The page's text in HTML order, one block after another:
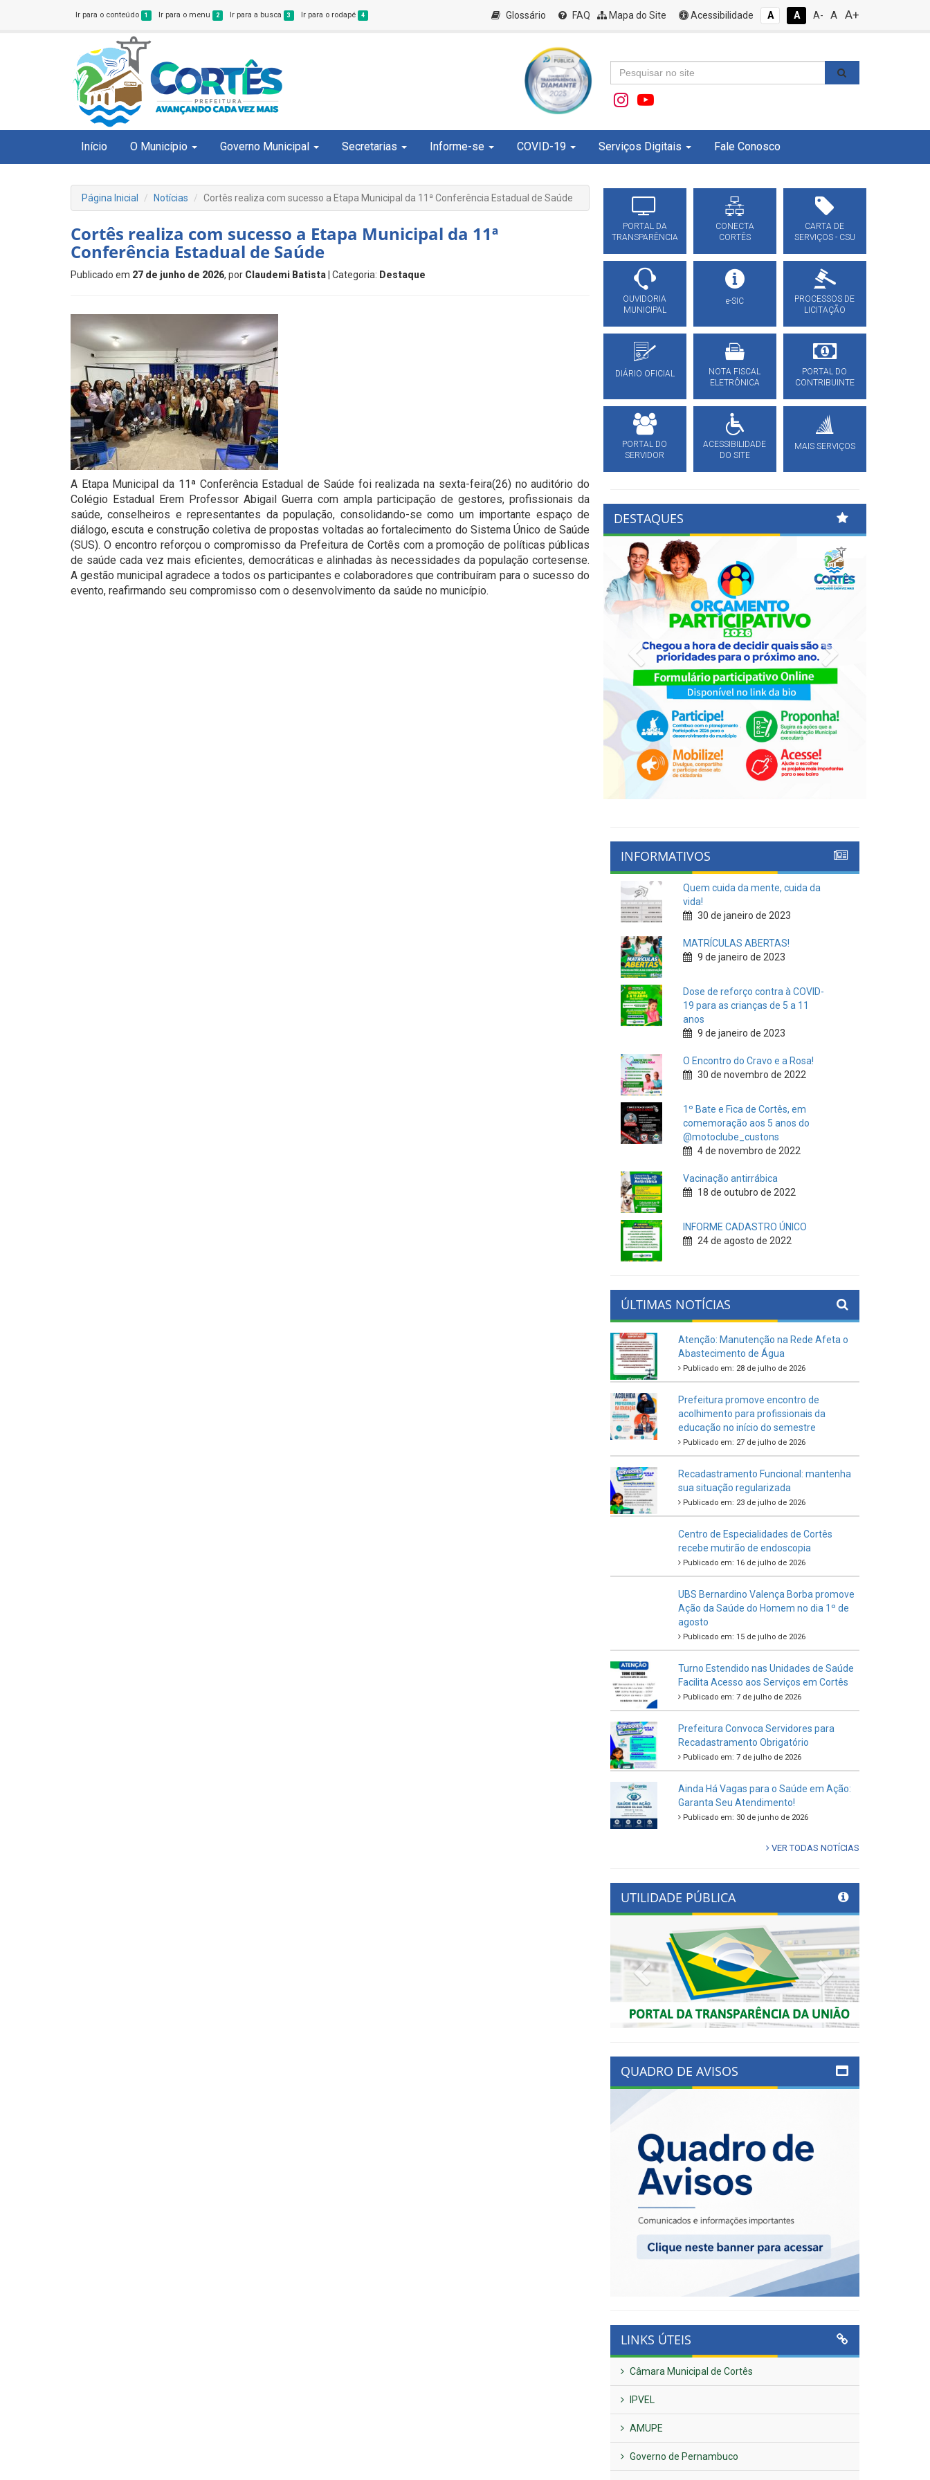
Ir para o conteúdo 1 Ir para o menu 2 Ir para a busca 3 Ir para o rodapé 4 Glossário FAQ Mapa do Site Acessibilidade A A A- A A+
Início O Município Governo Municipal Secretarias Informe-se COVID-19 Serviços Digitais Fale Conosco
Página Inicial Notícias Cortês realiza com sucesso a Etapa Municipal da 11ª Conferência Estadual de Saúde
Cortês realiza com sucesso a Etapa Municipal da 11ª
Conferência Estadual de Saúde
Publicado em 27 de junho de 2026, por Claudemi Batista | Categoria: Destaque
A Etapa Municipal da 11ª Conferência Estadual de Saúde foi realizada na sexta-feira(26) no auditório do
Colégio Estadual Erem Professor Abigail Guerra com ampla participação de gestores, profissionais da
saúde, conselheiros e representantes da população, consolidando-se como um importante espaço de
diálogo, escuta e construção coletiva de propostas voltadas ao fortalecimento do Sistema Único de Saúde
(SUS). O encontro reforçou o compromisso da Prefeitura de Cortês com a promoção de políticas públicas
de saúde cada vez mais eficientes, democráticas e alinhadas às necessidades da população cortesense.
A gestão municipal agradece a todos os participantes e colaboradores que contribuíram para o sucesso do
evento, reafirmando seu compromisso com o desenvolvimento da saúde no município.
PORTAL DA
TRANSPARÊNCIA
CONECTA
CORTÊS
CARTA DE
SERVIÇOS - CSU
OUVIDORIA
MUNICIPAL
e-SIC
PROCESSOS DE
LICITAÇÃO
DIÁRIO OFICIAL
NOTA FISCAL
ELETRÔNICA
PORTAL DO
CONTRIBUINTE
PORTAL DO
SERVIDOR
ACESSIBILIDADE
DO SITE
MAIS SERVIÇOS
DESTAQUES
Previous
INFORMATIVOS
Quem cuida da mente, cuida da
vida!
30 de janeiro de 2023
MATRÍCULAS ABERTAS!
9 de janeiro de 2023
Dose de reforço contra à COVID-
19 para as crianças de 5 a 11
anos
9 de janeiro de 2023
O Encontro do Cravo e a Rosa!
30 de novembro de 2022
1º Bate e Fica de Cortês, em
comemoração aos 5 anos do
@motoclube_custons
4 de novembro de 2022
Vacinação antirrábica
18 de outubro de 2022
INFORME CADASTRO ÚNICO
24 de agosto de 2022
ÚLTIMAS NOTÍCIAS
Atenção: Manutenção na Rede Afeta o
Abastecimento de Água
Publicado em: 28 de julho de 2026
Prefeitura promove encontro de
acolhimento para profissionais da
educação no início do semestre
Publicado em: 27 de julho de 2026
Recadastramento Funcional: mantenha
sua situação regularizada
Publicado em: 23 de julho de 2026
Centro de Especialidades de Cortês
recebe mutirão de endoscopia
Publicado em: 16 de julho de 2026
UBS Bernardino Valença Borba promove
Ação da Saúde do Homem no dia 1º de
agosto
Publicado em: 15 de julho de 2026
Turno Estendido nas Unidades de Saúde
Facilita Acesso aos Serviços em Cortês
Publicado em: 7 de julho de 2026
Prefeitura Convoca Servidores para
Recadastramento Obrigatório
Publicado em: 7 de julho de 2026
Ainda Há Vagas para o Saúde em Ação:
Garanta Seu Atendimento!
Publicado em: 30 de junho de 2026
VER TODAS NOTÍCIAS
UTILIDADE PÚBLICA
Previous Next
QUADRO DE AVISOS
LINKS ÚTEIS
Câmara Municipal de Cortês
IPVEL
AMUPE
Governo de Pernambuco